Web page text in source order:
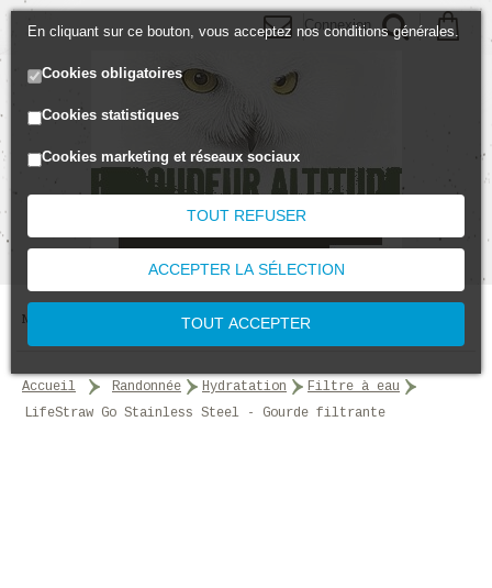
Connexion
MENU
accueil > randonnée > hydratation >
filtre à eau
LifeStraw Go Stainless Steel - Gourde filtrante
En cliquant sur ce bouton, vous acceptez nos conditions générales.
Cookies obligatoires
Cookies statistiques
Cookies marketing et réseaux sociaux
TOUT REFUSER
ACCEPTER LA SÉLECTION
TOUT ACCEPTER